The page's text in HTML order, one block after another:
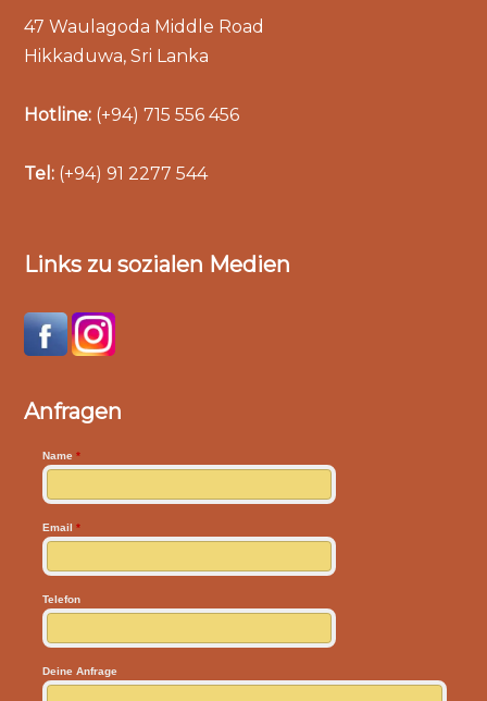
47 Waulagoda Middle Road
Hikkaduwa, Sri Lanka
Hotline: (+94) 715 556 456
Tel: (+94) 91 2277 544
Links zu sozialen Medien
Anfragen